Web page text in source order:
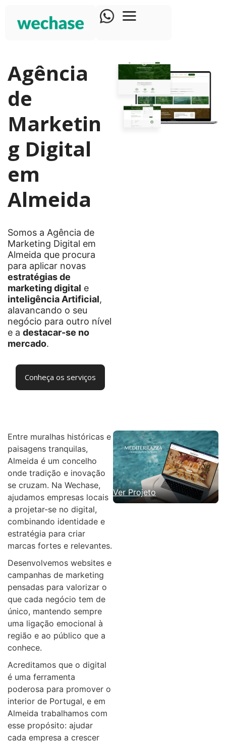
Agência
de
Marketin
g Digital
em
Almeida
Somos a Agência de
Marketing Digital em
Almeida que procura
para aplicar novas
estratégias de
marketing digital e
inteligência Artificial,
alavancando o seu
negócio para outro nível
e a destacar-se no
mercado.
Conheça os serviços
Entre muralhas históricas e
paisagens tranquilas,
Almeida é um concelho
onde tradição e inovação
se cruzam. Na Wechase,
ajudamos empresas locais
a projetar-se no digital,
combinando identidade e
estratégia para criar
marcas fortes e relevantes.
Desenvolvemos websites e
campanhas de marketing
pensadas para valorizar o
que cada negócio tem de
único, mantendo sempre
uma ligação emocional à
região e ao público que a
conhece.
Acreditamos que o digital
é uma ferramenta
poderosa para promover o
interior de Portugal, e em
Almeida trabalhamos com
esse propósito: ajudar
cada empresa a crescer
Ver Projeto